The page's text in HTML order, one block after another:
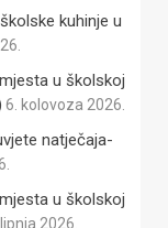
kuhinje u
u školskoj
6. kolovoza 2026.
natječaja-
u školskoj
2026.